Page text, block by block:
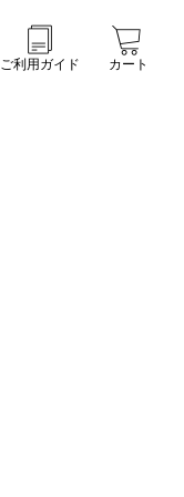
ご利用ガイド カート